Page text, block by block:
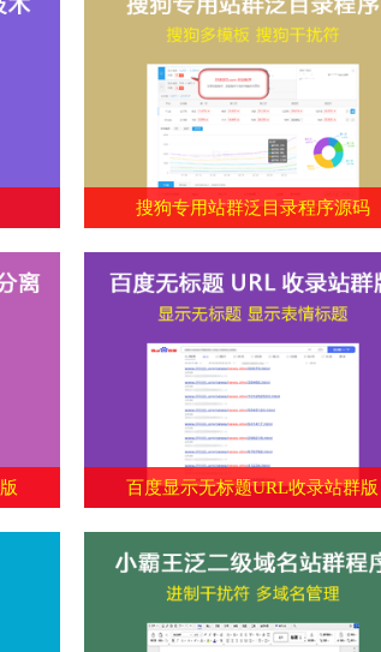
搜狗专用站群泛目录程序源码
百度显示无标题URL收录站群版